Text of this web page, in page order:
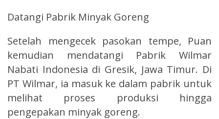
Datangi Pabrik Minyak Goreng
Setelah mengecek pasokan tempe, Puan
kemudian mendatangi Pabrik Wilmar
Nabati Indonesia di Gresik, Jawa Timur. Di
PT Wilmar, ia masuk ke dalam pabrik untuk
melihat proses produksi hingga
pengepakan minyak goreng.